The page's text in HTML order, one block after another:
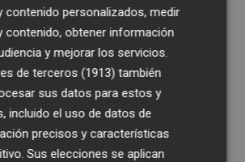
lectura la respuesta es
centrales frente a la
por la guerra van a
de sus políticas
primera consecuencia es
y por lo tanto altísimas
el crecimiento.
contenido personalizados, medir
contenido, obtener información
y mejorar los servicios.
de terceros (1913) también
sus datos para estos y
incluido el uso de datos de
precisos y características
Sus elecciones se aplican